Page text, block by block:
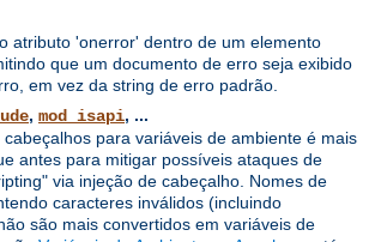
atributo 'onerror' dentro de um elemento
que um documento de erro seja exibido
em vez da string de erro padrão.
, mod_isapi, ...
cabeçalhos para variáveis ​​de ambiente é mais
antes para mitigar possíveis ataques de
via injeção de cabeçalho. Nomes de
caracteres inválidos (incluindo
são mais convertidos em variáveis ​​de